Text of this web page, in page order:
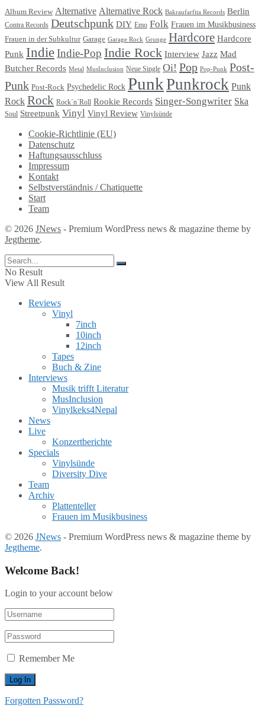
Album Review Alternative Alternative Rock Bakraufarfita Records Berlin
Contra Records Deutschpunk DIY Emo Folk Frauen im Musikbusiness
Frauen in der Subkultur Garage Garage Rock Grunge Hardcore Hardcore
Punk IndieIndie-Pop Indie Rock Interview Jazz Mad
Butcher Records Metal MusInclusion Neue Single Oi! Pop Pop-Punk Post-
Punk Post-Rock Psychedelic Rock PunkPunkrock Punk
Rock Rock Rock´n´Roll Rookie Records Singer-Songwriter Ska
Soul Streetpunk Vinyl Vinyl Review Vinylsünde
Cookie-Richtlinie (EU)
Datenschutz
Haftungsausschluss
Impressum
Kontakt
Selbstverständnis / Chatiquette
Start
Team
© 2026 JNews - Premium WordPress news & magazine theme by
Jegtheme.
No Result
View All Result
Reviews
Vinyl
7inch
10inch
12inch
Tapes
Buch & Zine
Interviews
Musik trifft Literatur
MusInclusion
Vinylkeks4Nepal
News
Live
Konzertberichte
Specials
Vinylsünde
Diversity Dive
Team
Archiv
Plattenteller
Frauen im Musikbusiness
© 2026 JNews - Premium WordPress news & magazine theme by
Jegtheme.
Welcome Back!
Login to your account below
Remember Me
Forgotten Password?